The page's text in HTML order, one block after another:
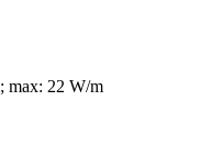
max: 22 W/m